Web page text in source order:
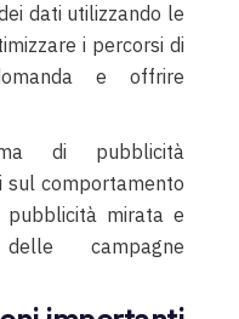
dati utilizzando le
i percorsi di
e offrire
di pubblicità
sul comportamento
mirata e
campagne